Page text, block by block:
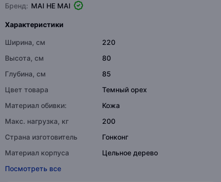
Бренд: MAI HE MAI
Характеристики
Ширина, см
220
Высота, см
80
Глубина, см
85
Цвет товара
Темный орех
Материал обивки:
Кожа
Макс. нагрузка, кг
200
Страна изготовитель
Гонконг
Материал корпуса
Цельное дерево
Посмотреть все